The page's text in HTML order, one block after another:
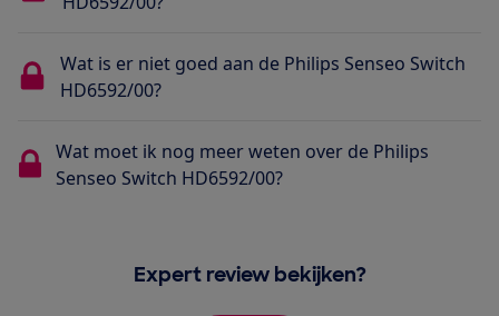
Wat is er niet goed aan de Philips Senseo Switch
HD6592/00?
Wat moet ik nog meer weten over de Philips
Senseo Switch HD6592/00?
Expert review bekijken?